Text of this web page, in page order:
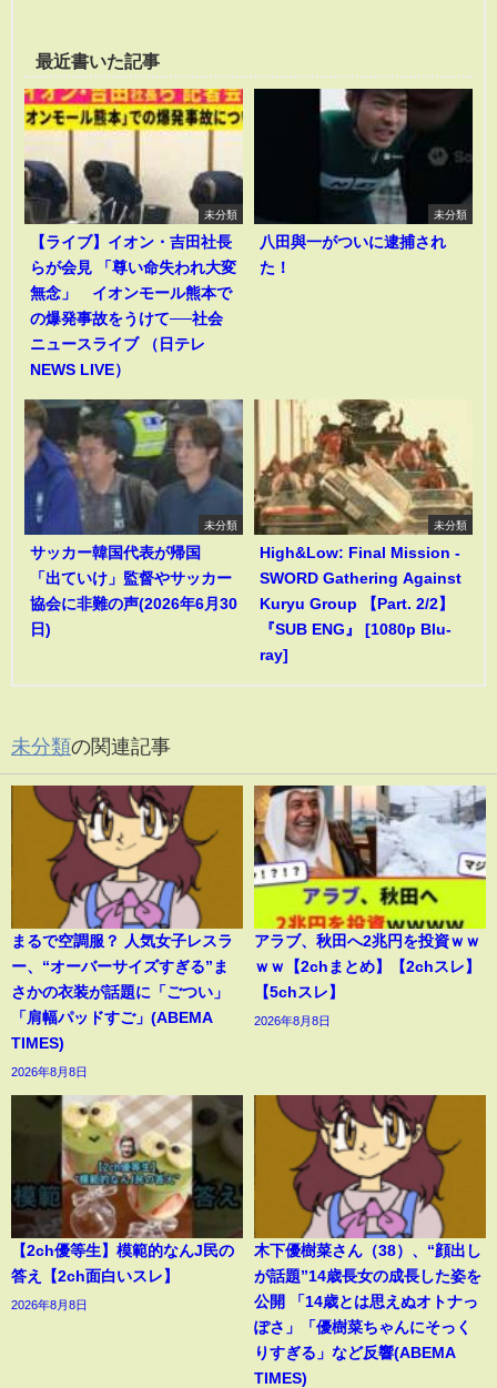
最近書いた記事
未分類
【ライブ】イオン・吉田社長
らが会見 「尊い命失われ大変
無念」 イオンモール熊本で
の爆発事故をうけて──社会
ニュースライブ （日テレ
NEWS LIVE）
未分類
八田與一がついに逮捕され
た！
未分類
サッカー韓国代表が帰国
「出ていけ」監督やサッカー
協会に非難の声(2026年6月30
日)
未分類
High&Low: Final Mission -
SWORD Gathering Against
Kuryu Group 【Part. 2/2】
『SUB ENG』 [1080p Blu-
ray]
未分類の関連記事
まるで空調服？ 人気女子レスラ
ー、“オーバーサイズすぎる”ま
さかの衣装が話題に「ごつい」
「肩幅パッドすご」(ABEMA
TIMES)
2026年8月8日
アラブ、秋田へ2兆円を投資ｗｗ
ｗｗ【2chまとめ】【2chスレ】
【5chスレ】
2026年8月8日
【2ch優等生】模範的なんJ民の
答え【2ch面白いスレ】
2026年8月8日
木下優樹菜さん（38）、“顔出し
が話題”14歳長女の成長した姿を
公開 「14歳とは思えぬオトナっ
ぽさ」「優樹菜ちゃんにそっく
りすぎる」など反響(ABEMA
TIMES)